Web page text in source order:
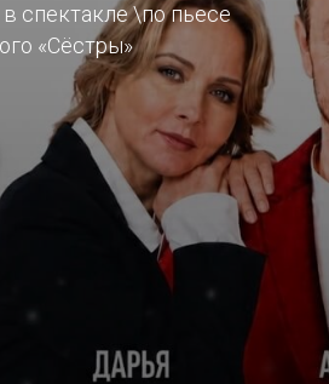
спектакле \по пьесе
«Сёстры»